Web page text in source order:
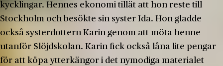
kycklingar. Hennes ekonomi tillät att hon reste till
Stockholm och besökte sin syster Ida. Hon gladde
också systerdottern Karin genom att möta henne
utanför Slöjdskolan. Karin fick också låna lite pengar
för att köpa ytterkängor i det nymodiga materialet